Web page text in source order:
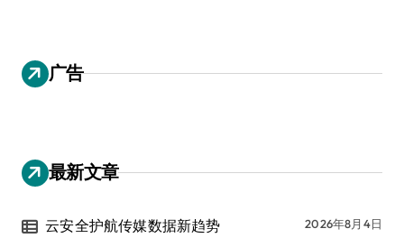
广告
最新文章
云安全护航传媒数据新趋势 2026年8月4日